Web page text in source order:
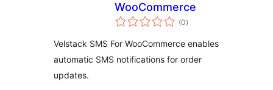
WooCommerce
(0საერთო
რეიტინგი
)
Velstack SMS For WooCommerce enables
automatic SMS notifications for order
updates.